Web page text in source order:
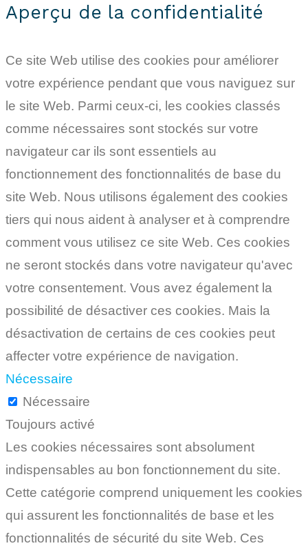
Aperçu de la confidentialité
Ce site Web utilise des cookies pour améliorer
votre expérience pendant que vous naviguez sur
le site Web. Parmi ceux-ci, les cookies classés
comme nécessaires sont stockés sur votre
navigateur car ils sont essentiels au
fonctionnement des fonctionnalités de base du
site Web. Nous utilisons également des cookies
tiers qui nous aident à analyser et à comprendre
comment vous utilisez ce site Web. Ces cookies
ne seront stockés dans votre navigateur qu'avec
votre consentement. Vous avez également la
possibilité de désactiver ces cookies. Mais la
désactivation de certains de ces cookies peut
affecter votre expérience de navigation.
Nécessaire
Nécessaire
Toujours activé
Les cookies nécessaires sont absolument
indispensables au bon fonctionnement du site.
Cette catégorie comprend uniquement les cookies
qui assurent les fonctionnalités de base et les
fonctionnalités de sécurité du site Web. Ces